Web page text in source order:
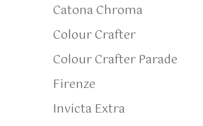
Catona Chroma
Colour Crafter
Colour Crafter Parade
Firenze
Invicta Extra